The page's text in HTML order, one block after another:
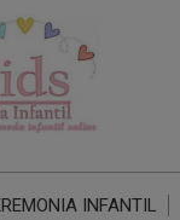
INFANTIL